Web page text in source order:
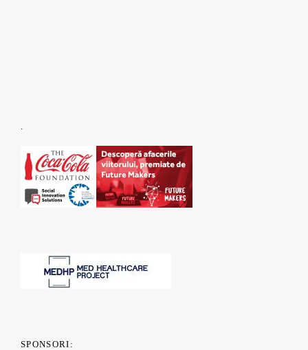
.
SPONSORI: